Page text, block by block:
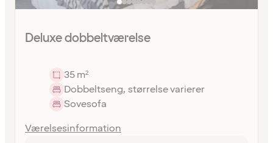
Deluxe dobbeltværelse
35 m²
Dobbeltseng, størrelse varierer
Sovesofa
Værelsesinformation